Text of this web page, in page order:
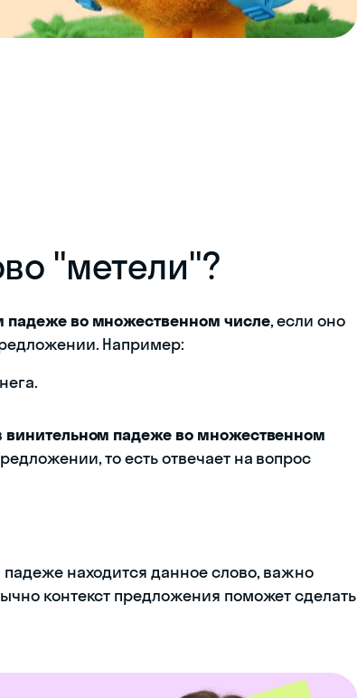
"метели"?
падеже во множественном числе, если оно
Например:
винительном падеже во множественном
то есть отвечает на вопрос
находится данное слово, важно
контекст предложения поможет сделать